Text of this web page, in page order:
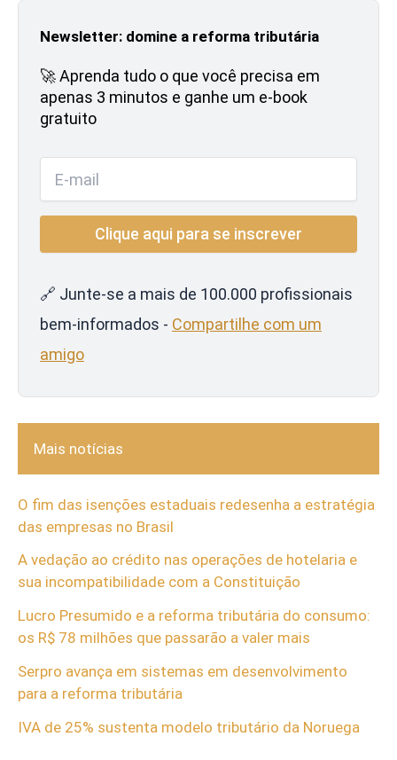
Newsletter: domine a reforma tributária
🚀 Aprenda tudo o que você precisa em
apenas 3 minutos e ganhe um e-book
gratuito
🔗 Junte-se a mais de 100.000 profissionais
bem-informados - Compartilhe com um
amigo
Mais notícias
O fim das isenções estaduais redesenha a estratégia
das empresas no Brasil
A vedação ao crédito nas operações de hotelaria e
sua incompatibilidade com a Constituição
Lucro Presumido e a reforma tributária do consumo:
os R$ 78 milhões que passarão a valer mais
Serpro avança em sistemas em desenvolvimento
para a reforma tributária
IVA de 25% sustenta modelo tributário da Noruega